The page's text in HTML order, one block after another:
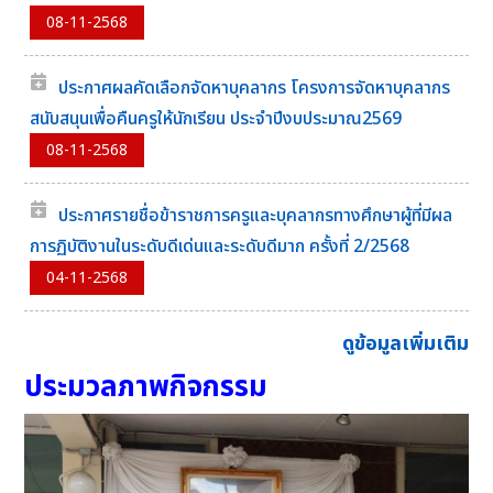
08-11-2568
ประกาศผลคัดเลือกจัดหาบุคลากร โครงการจัดหาบุคลากร
สนับสนุนเพื่อคืนครูให้นักเรียน ประจำปีงบประมาณ2569
08-11-2568
ประกาศรายชื่อข้าราชการครูและบุคลากรทางศึกษาผู้ที่มีผล
การฏิบัติงานในระดับดีเด่นและระดับดีมาก ครั้งที่ 2/2568
04-11-2568
ดูข้อมูลเพิ่มเติม
ประมวลภาพกิจกรรม